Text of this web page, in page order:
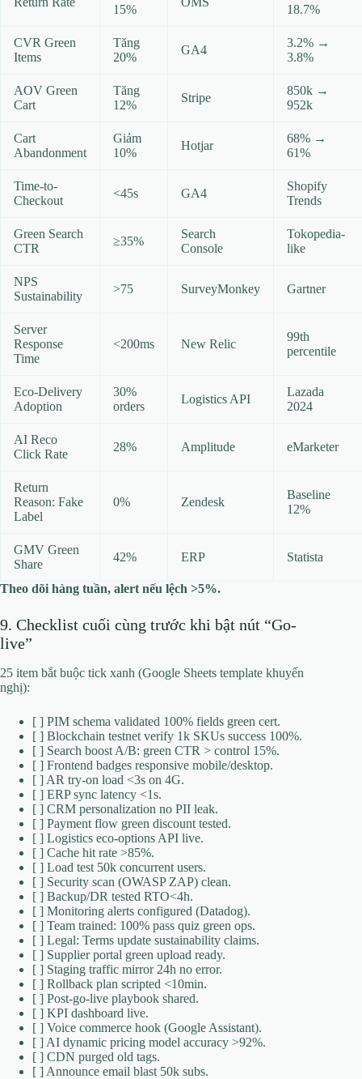
15%
18.7%
CVR Green
Items
Tăng
20%
GA4
3.2% →
3.8%
AOV Green
Cart
Tăng
12%
Stripe
850k →
952k
Cart
Abandonment
Giảm
10%
Hotjar
68% →
61%
Time-to-
Checkout
<45s GA4
Shopify
Trends
Green Search
CTR
≥35%
Search
Console
Tokopedia-
like
NPS
Sustainability
>75 SurveyMonkey Gartner
Server
Response
Time
<200ms New Relic
99th
percentile
Eco-Delivery
Adoption
30%
orders
Logistics API
Lazada
2024
AI Reco
Click Rate
28% Amplitude eMarketer
Return
Reason: Fake
Label
0% Zendesk
Baseline
12%
GMV Green
Share
42% ERP Statista
Theo dõi hàng tuần, alert nếu lệch >5%.
9. Checklist cuối cùng trước khi bật nút “Go-
live”
25 item bắt buộc tick xanh (Google Sheets template khuyến
nghị):
[ ] PIM schema validated 100% fields green cert.
[ ] Blockchain testnet verify 1k SKUs success 100%.
[ ] Search boost A/B: green CTR > control 15%.
[ ] Frontend badges responsive mobile/desktop.
[ ] AR try-on load <3s on 4G.
[ ] ERP sync latency <1s.
[ ] CRM personalization no PII leak.
[ ] Payment flow green discount tested.
[ ] Logistics eco-options API live.
[ ] Cache hit rate >85%.
[ ] Load test 50k concurrent users.
[ ] Security scan (OWASP ZAP) clean.
[ ] Backup/DR tested RTO<4h.
[ ] Monitoring alerts configured (Datadog).
[ ] Team trained: 100% pass quiz green ops.
[ ] Legal: Terms update sustainability claims.
[ ] Supplier portal green upload ready.
[ ] Staging traffic mirror 24h no error.
[ ] Rollback plan scripted <10min.
[ ] Post-go-live playbook shared.
[ ] KPI dashboard live.
[ ] Voice commerce hook (Google Assistant).
[ ] AI dynamic pricing model accuracy >92%.
[ ] CDN purged old tags.
[ ] Announce email blast 50k subs.